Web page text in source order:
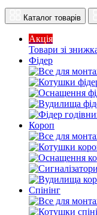
Каталог товарів
Акція
Товари зі
Фідер
Короп
Спінінг